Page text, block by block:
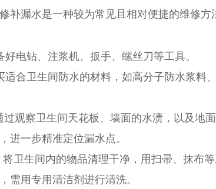
补漏水是一种较为常见且相对便捷的维修方
好电钻、注浆机、扳手、螺丝刀等工具。
适合卫生间防水的材料，如高分子防水浆料
过观察卫生间天花板、墙面的水渍，以及地
进一步精准定位漏水点。
将卫生间内的物品清理干净，用扫帚、抹布
需用专用清洁剂进行清洗。